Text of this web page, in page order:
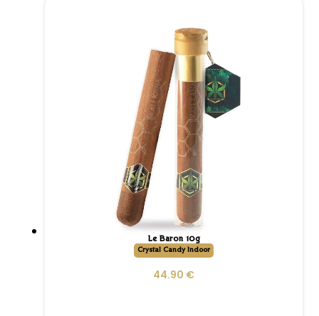
Le Baron 10g
Crystal Candy Indoor
44.90 €